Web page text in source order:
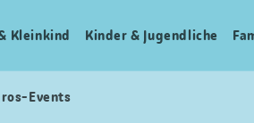
Kleinkind Kinder & Jugendliche
Events